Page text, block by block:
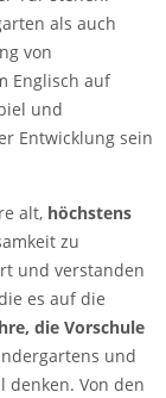
als auch
von
Englisch auf
und
Entwicklung sein
alt, höchstens
zu
und verstanden
es auf die
die Vorschule
und
denken. Von den